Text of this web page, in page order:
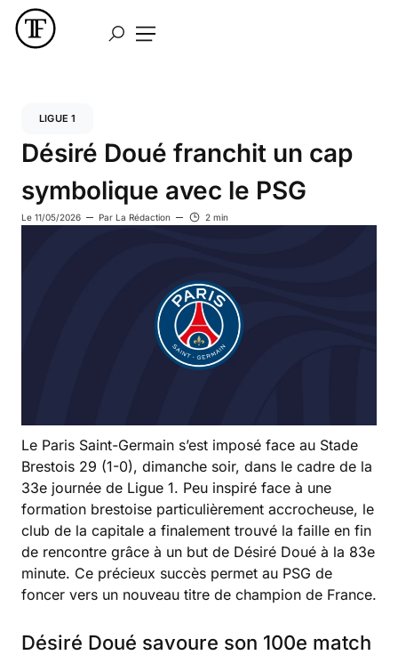
LIGUE 1
Désiré Doué franchit un cap
symbolique avec le PSG
Le 11/05/2026 Par La Rédaction 2 min
Le Paris Saint-Germain s’est imposé face au Stade
Brestois 29 (1-0), dimanche soir, dans le cadre de la
33e journée de Ligue 1. Peu inspiré face à une
formation brestoise particulièrement accrocheuse, le
club de la capitale a finalement trouvé la faille en fin
de rencontre grâce à un but de Désiré Doué à la 83e
minute. Ce précieux succès permet au PSG de
foncer vers un nouveau titre de champion de France.
Désiré Doué savoure son 100e match